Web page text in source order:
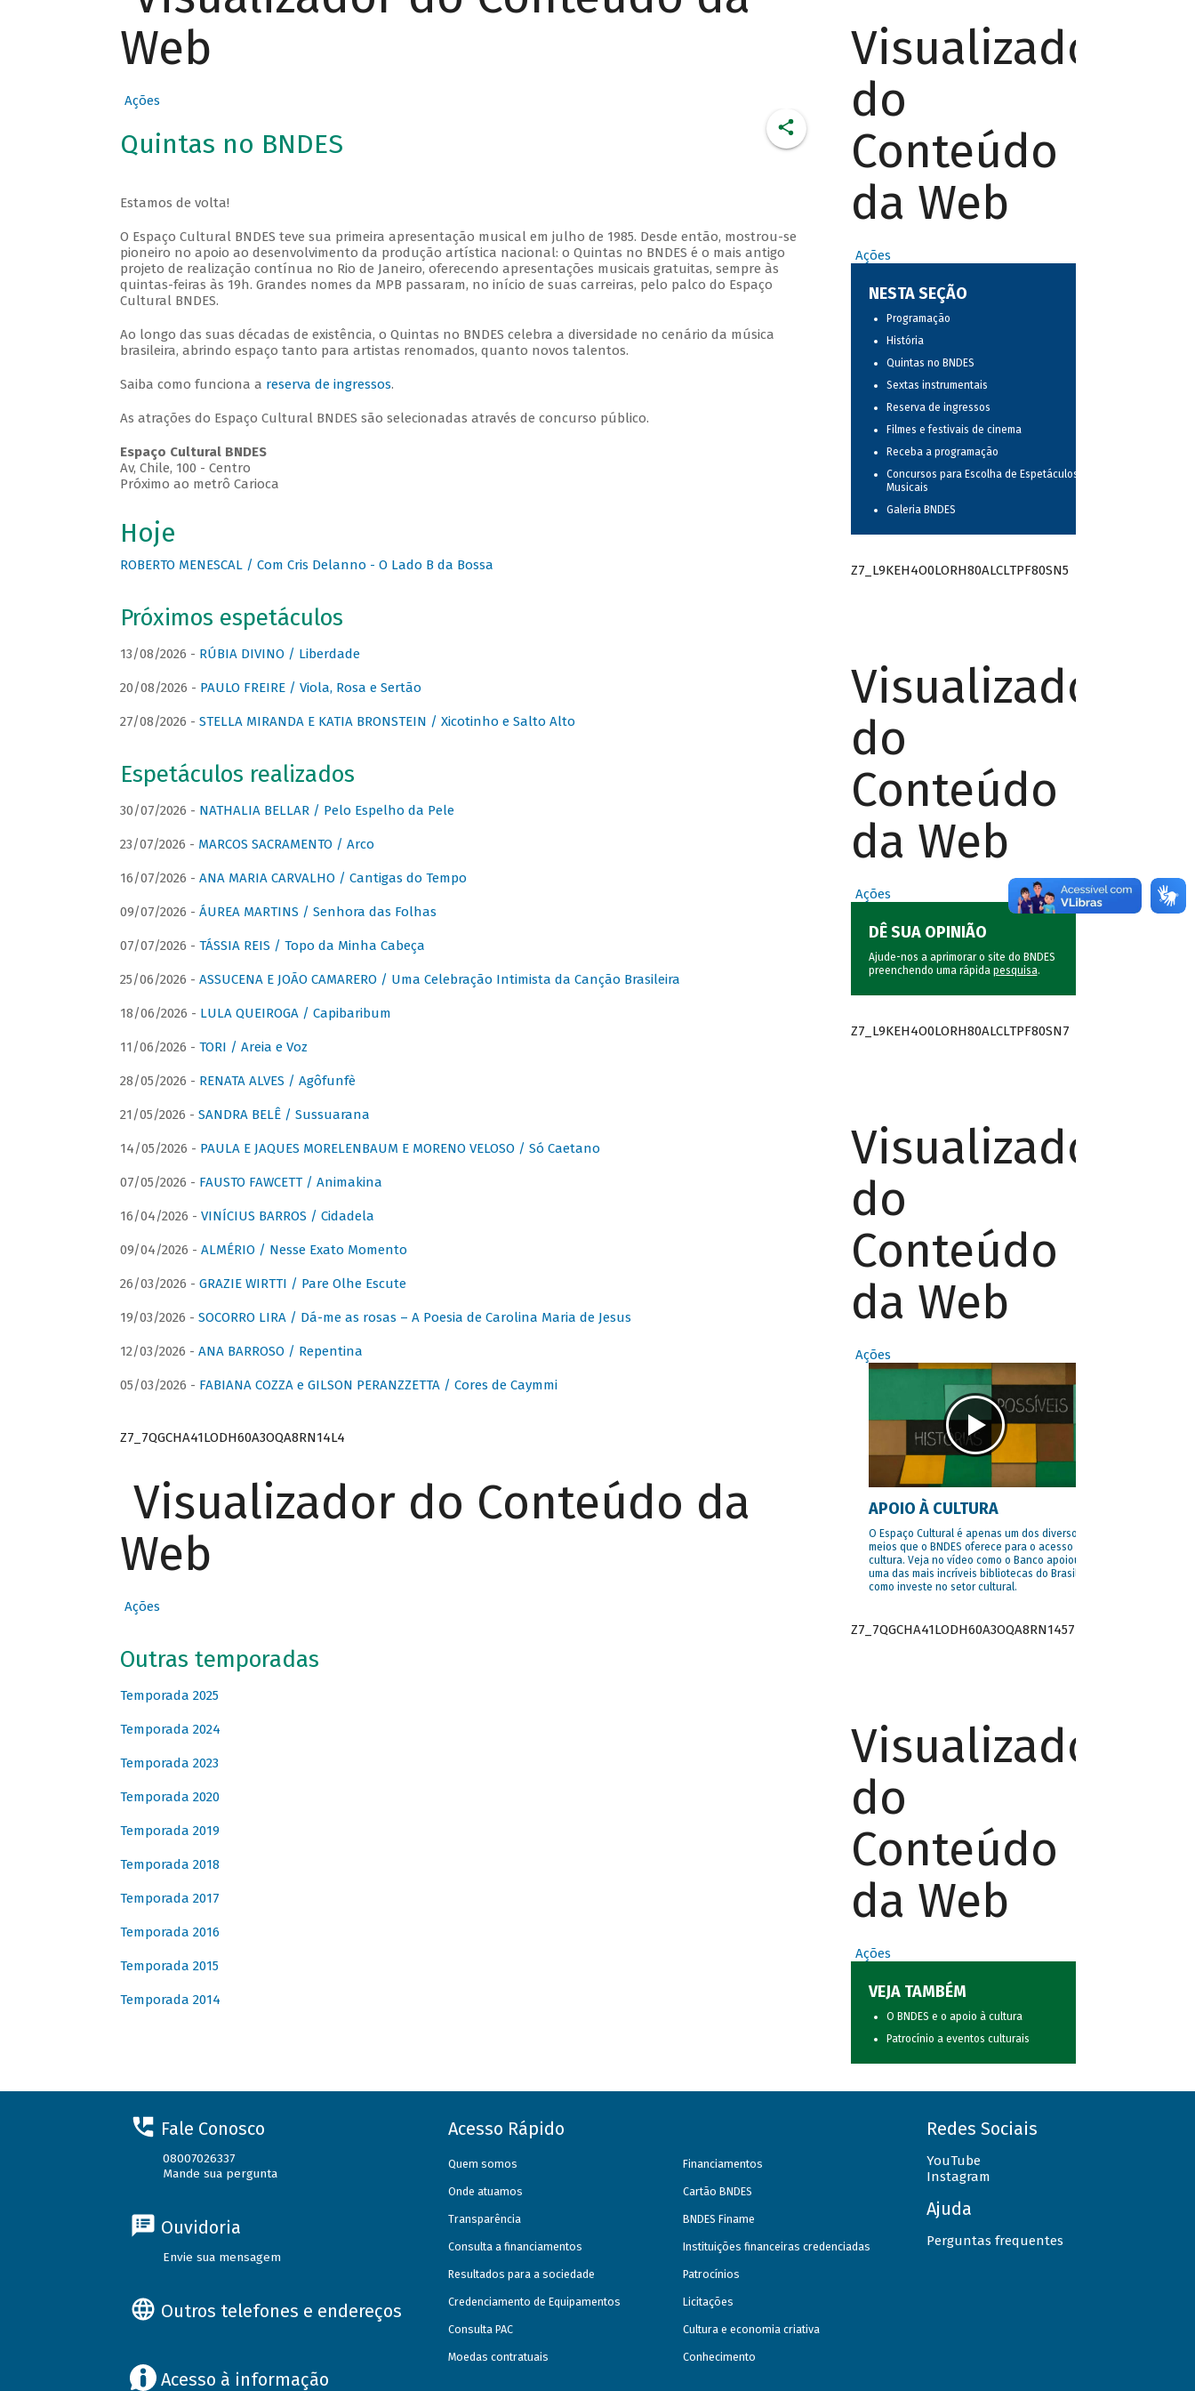
Web
Ações
Quintas no BNDES
Estamos de volta!
O Espaço Cultural BNDES teve sua primeira apresentação musical em julho de 1985. Desde então, mostrou-se
pioneiro no apoio ao desenvolvimento da produção artística nacional: o Quintas no BNDES é o mais antigo
projeto de realização contínua no Rio de Janeiro, oferecendo apresentações musicais gratuitas, sempre às
quintas-feiras às 19h. Grandes nomes da MPB passaram, no início de suas carreiras, pelo palco do Espaço
Cultural BNDES.
Ao longo das suas décadas de existência, o Quintas no BNDES celebra a diversidade no cenário da música
brasileira, abrindo espaço tanto para artistas renomados, quanto novos talentos.
Saiba como funciona a reserva de ingressos.
As atrações do Espaço Cultural BNDES são selecionadas através de concurso público.
Espaço Cultural BNDES
Av, Chile, 100 - Centro
Próximo ao metrô Carioca
Hoje
ROBERTO MENESCAL / Com Cris Delanno - O Lado B da Bossa
Próximos espetáculos
13/08/2026 - RÚBIA DIVINO / Liberdade
20/08/2026 - PAULO FREIRE / Viola, Rosa e Sertão
27/08/2026 - STELLA MIRANDA E KATIA BRONSTEIN / Xicotinho e Salto Alto
Espetáculos realizados
30/07/2026 - NATHALIA BELLAR / Pelo Espelho da Pele
23/07/2026 - MARCOS SACRAMENTO / Arco
16/07/2026 - ANA MARIA CARVALHO / Cantigas do Tempo
09/07/2026 - ÁUREA MARTINS / Senhora das Folhas
07/07/2026 - TÁSSIA REIS / Topo da Minha Cabeça
25/06/2026 - ASSUCENA E JOÃO CAMARERO / Uma Celebração Intimista da Canção Brasileira
18/06/2026 - LULA QUEIROGA / Capibaribum
11/06/2026 - TORI / Areia e Voz
28/05/2026 - RENATA ALVES / Agôfunfè
21/05/2026 - SANDRA BELÊ / Sussuarana
14/05/2026 - PAULA E JAQUES MORELENBAUM E MORENO VELOSO / Só Caetano
07/05/2026 - FAUSTO FAWCETT / Animakina
16/04/2026 - VINÍCIUS BARROS / Cidadela
09/04/2026 - ALMÉRIO / Nesse Exato Momento
26/03/2026 - GRAZIE WIRTTI / Pare Olhe Escute
19/03/2026 - SOCORRO LIRA / Dá-me as rosas – A Poesia de Carolina Maria de Jesus
12/03/2026 - ANA BARROSO / Repentina
05/03/2026 - FABIANA COZZA e GILSON PERANZZETTA / Cores de Caymmi
Z7_7QGCHA41LODH60A3OQA8RN14L4
Visualizador do Conteúdo da
Web
Ações
Outras temporadas
Temporada 2025
Temporada 2024
Temporada 2023
Temporada 2020
Temporada 2019
Temporada 2018
Temporada 2017
Temporada 2016
Temporada 2015
Temporada 2014
Visualizador
do
Conteúdo
da Web
Ações
NESTA SEÇÃO
Programação
História
Quintas no BNDES
Sextas instrumentais
Reserva de ingressos
Filmes e festivais de cinema
Receba a programação
Concursos para Escolha de Espetáculos
Musicais
Galeria BNDES
Z7_L9KEH4O0LORH80ALCLTPF80SN5
Visualizador
do
Conteúdo
da Web
Ações
DÊ SUA OPINIÃO
Ajude-nos a aprimorar o site do BNDES
preenchendo uma rápida pesquisa.
Z7_L9KEH4O0LORH80ALCLTPF80SN7
Visualizador
do
Conteúdo
da Web
Ações
APOIO À CULTURA
O Espaço Cultural é apenas um dos diversos
meios que o BNDES oferece para o acesso à
cultura. Veja no vídeo como o Banco apoiou
uma das mais incríveis bibliotecas do Brasil e
como investe no setor cultural.
Z7_7QGCHA41LODH60A3OQA8RN1457
Visualizador
do
Conteúdo
da Web
Ações
VEJA TAMBÉM
O BNDES e o apoio à cultura
Patrocínio a eventos culturais
Fale Conosco
08007026337
Mande sua pergunta
Ouvidoria
Envie sua mensagem
Outros telefones e endereços
Acesso à informação
Acesso Rápido
Quem somos
Onde atuamos
Transparência
Consulta a financiamentos
Resultados para a sociedade
Credenciamento de Equipamentos
Consulta PAC
Moedas contratuais
Financiamentos
Cartão BNDES
BNDES Finame
Instituições financeiras credenciadas
Patrocínios
Licitações
Cultura e economia criativa
Conhecimento
Redes Sociais
YouTube
Instagram
Ajuda
Perguntas frequentes